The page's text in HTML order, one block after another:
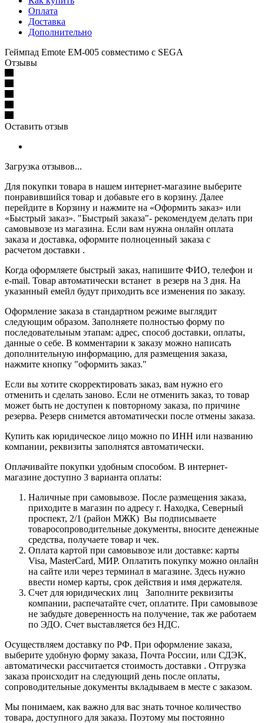
Оплата
Доставка
Дополнительно
Геймпад Emote EM-005 совместимо с SEGA
Отзывы
Оставить отзыв
Загрузка отзывов...
Для покупки товара в нашем интернет-магазине выберите
понравившийся товар и добавьте его в корзину. Далее
перейдите в Корзину и нажмите на «Оформить заказ» или
«Быстрый заказ». "Быстрый заказа"- рекомендуем делать при
самовывозе из магазина. Если вам нужна онлайн оплата
заказа и доставка, оформите полноценный заказа с
расчетом доставки .
Когда оформляете быстрый заказ, напишите ФИО, телефон и
e-mail. Товар автоматически встанет в резерв на 3 дня. На
указанный емейл будут приходить все изменения по заказу.
Оформление заказа в стандартном режиме выглядит
следующим образом. Заполняете полностью форму по
последовательным этапам: адрес, способ доставки, оплаты,
данные о себе. В комментарии к заказу можно написать
дополнительную информацию, для размещения заказа,
нажмите кнопку "оформить заказ."
Если вы хотите скорректировать заказ, вам нужно его
отменить и сделать заново. Если не отменить заказ, то товар
может быть не доступен к повторному заказа, по причине
резерва. Резерв снимется автоматически после отмены заказа.
Купить как юридическое лицо можно по ИНН или названию
компании, реквизиты заполнятся автоматически.
Оплачивайте покупки удобным способом. В интернет-
магазине доступно 3 варианта оплаты:
Наличные при самовывозе. После размещения заказа,
приходите в магазин по адресу г. Находка, Северный
проспект, 2/1 (район МЖК) Вы подписываете
товаросопроводительные документы, вносите денежные
средства, получаете товар и чек.
Оплата картой при самовывозе или доставке: карты
Visa, MasterCard, МИР. Оплатить покупку можно онлайн
на сайте или через терминал в магазине. Здесь нужно
ввести номер карты, срок действия и имя держателя.
Счет для юридических лиц Заполните реквизиты
компании, распечатайте счет, оплатите. При самовывозе
не забудьте доверенность на получение, так же работаем
по ЭДО. Счет выставляется без НДС.
Осуществляем доставку по РФ. При оформление заказа,
выберите удобную форму заказа, Почта России, или СДЭК,
автоматически рассчитается стоимость доставки . Отгрузка
заказа происходит на следующий день после оплаты,
сопроводительные документы вкладываем в месте с заказом.
Мы понимаем, как важно для вас знать точное количество
товара, доступного для заказа. Поэтому мы постоянно